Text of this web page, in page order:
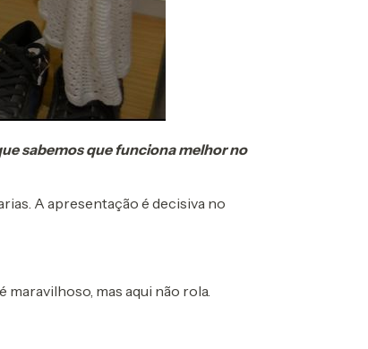
sabemos que funciona melhor no
A apresentação é decisiva no
mas aqui não rola.